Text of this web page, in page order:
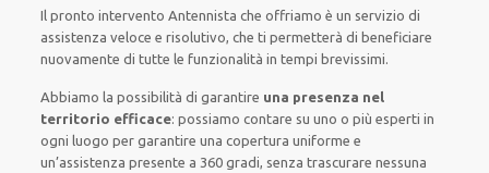
Il pronto intervento Antennistache offriamo èun servizio di
assistenza veloce e risolutivo, che tipermetterà di beneficiare
nuovamente di tutte le funzionalità in tempi brevissimi.
Abbiamo la possibilità di garantire una presenza nel
territorio efficace:possiamo contare su uno o piùesperti in
ogni luogo pergarantire una coperturauniforme e
un’assistenza presente a 360 gradi, senzatrascurarenessuna